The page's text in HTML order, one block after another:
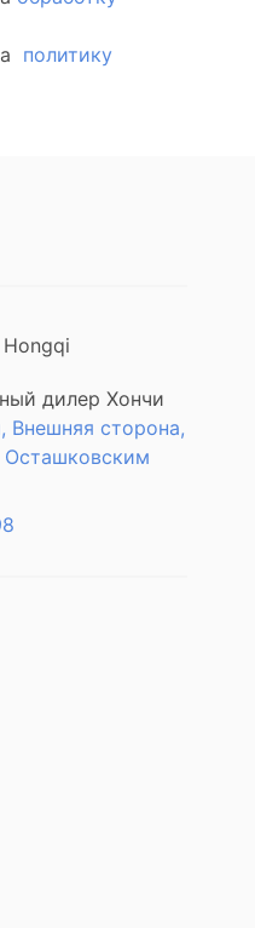
политику
дилер Хончи
сторона,